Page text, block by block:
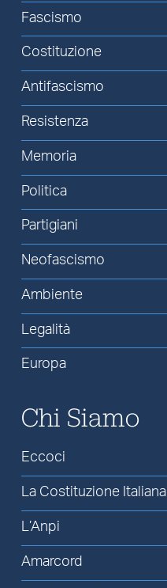
Fascismo
Costituzione
Antifascismo
Resistenza
Memoria
Politica
Partigiani
Neofascismo
Ambiente
Legalità
Europa
Chi Siamo
Eccoci
La Costituzione Italiana
L’Anpi
Amarcord